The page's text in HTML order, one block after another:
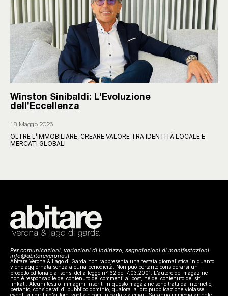
Winston Sinibaldi: L’Evoluzione
dell’Eccellenza
18 Maggio 2026
OLTRE L’IMMOBILIARE, CREARE VALORE TRA IDENTITÀ LOCALE E
MERCATI GLOBALI
Per comunicazioni, variazioni di indirizzo, segnalazioni di manifestazioni:
info@abitareverona.it
Abitare Verona & Lago di Garda non rappresenta una testata giornalistica in quanto
viene aggiornata senza alcuna periodicità. Non può pertanto considerarsi un
prodotto editoriale ai sensi della legge n° 62 del 7.03.2001. L’autore del magazine
non è responsabile del contenuto dei commenti ai post, né del contenuto dei siti
linkati. Alcuni testi o immagini inseriti in questo magazine sono tratti da internet e,
pertanto, considerati di pubblico dominio; qualora la loro pubblicazione violasse